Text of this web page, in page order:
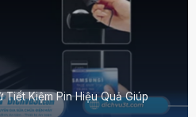
Kiệm Pin Hiệu Quả Giúp